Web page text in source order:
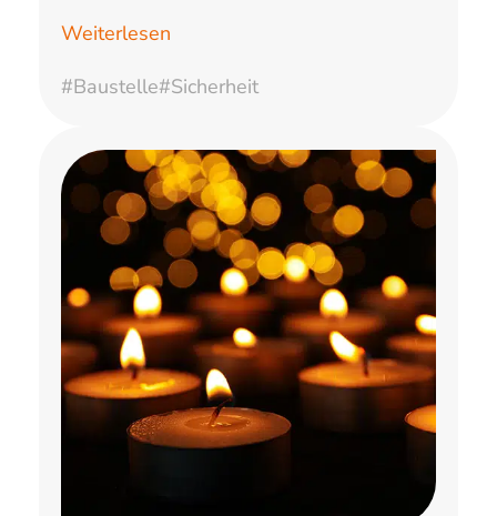
Weiterlesen
#Baustelle#Sicherheit